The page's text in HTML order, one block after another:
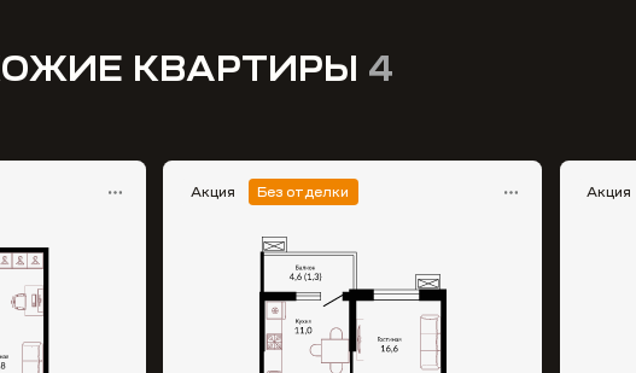
КВАРТИРЫ 4
Акция Без отделки Акция